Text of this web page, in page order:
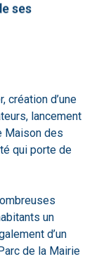
ses
création d’une
lancement
Maison des
qui porte de
un
d’un
de la Mairie